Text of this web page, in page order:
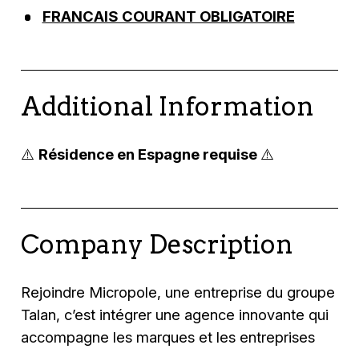
FRANCAIS COURANT OBLIGATOIRE
Additional Information
⚠️ Résidence en Espagne requise ⚠️
Company Description
Rejoindre Micropole, une entreprise du groupe
Talan, c’est intégrer une agence innovante qui
accompagne les marques et les entreprises